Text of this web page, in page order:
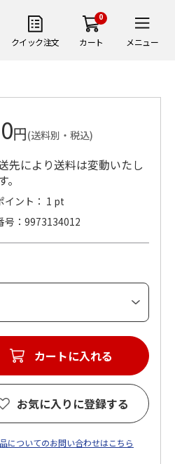
クイック注文
0
カート メニュー
円(送料別・税込)
先により送料は変動いたし
。
イント： 1 pt
号
9973134012
カートに入れる
お気に入りに登録する
についてのお問い合わせはこちら